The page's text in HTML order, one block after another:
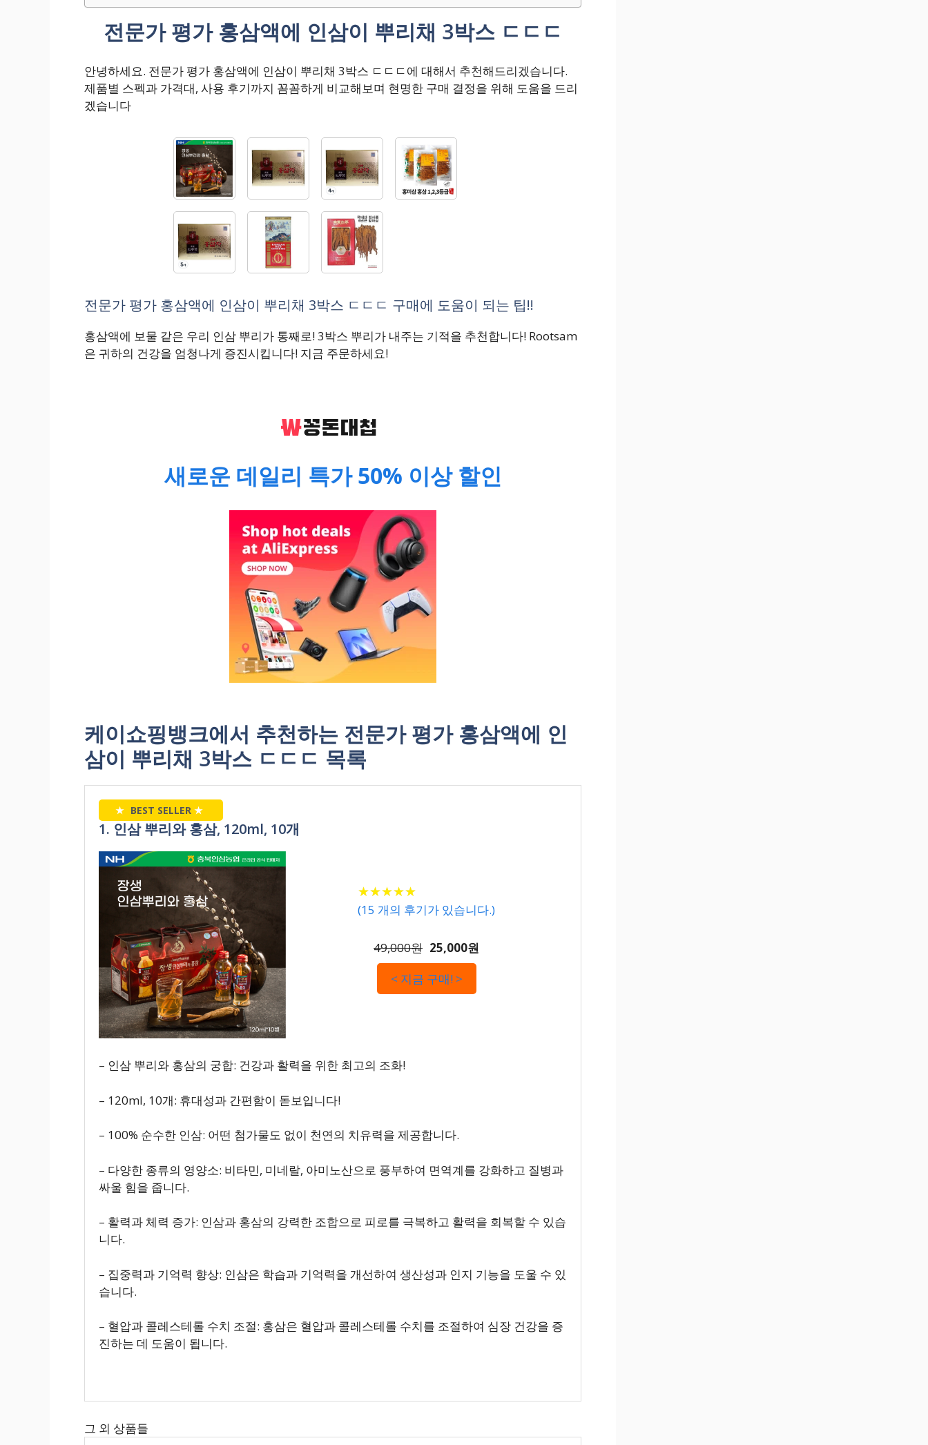
전문가 평가 홍삼액에 인삼이 뿌리채 3박스 ㄷㄷㄷ
안녕하세요. 전문가 평가 홍삼액에 인삼이 뿌리채 3박스 ㄷㄷㄷ에 대해서 추천해드리겠습니다.
제품별 스펙과 가격대, 사용 후기까지 꼼꼼하게 비교해보며 현명한 구매 결정을 위해 도움을 드리
겠습니다
전문가 평가 홍삼액에 인삼이 뿌리채 3박스 ㄷㄷㄷ 구매에 도움이 되는 팁!!
홍삼액에 보물 같은 우리 인삼 뿌리가 통째로! 3박스 뿌리가 내주는 기적을 추천합니다! Rootsam
은 귀하의 건강을 엄청나게 증진시킵니다! 지금 주문하세요!
새로운 데일리 특가 50% 이상 할인
케이쇼핑뱅크에서 추천하는 전문가 평가 홍삼액에 인
삼이 뿌리채 3박스 ㄷㄷㄷ 목록
★ BEST SELLER ★
1. 인삼 뿌리와 홍삼, 120ml, 10개
★★★★★
★★★★★
(15 개의 후기가 있습니다.)
49,000원 25,000원
< 지금 구매! >
– 인삼 뿌리와 홍삼의 궁합: 건강과 활력을 위한 최고의 조화!
– 120ml, 10개: 휴대성과 간편함이 돋보입니다!
– 100% 순수한 인삼: 어떤 첨가물도 없이 천연의 치유력을 제공합니다.
– 다양한 종류의 영양소: 비타민, 미네랄, 아미노산으로 풍부하여 면역계를 강화하고 질병과
싸울 힘을 줍니다.
– 활력과 체력 증가: 인삼과 홍삼의 강력한 조합으로 피로를 극복하고 활력을 회복할 수 있습
니다.
– 집중력과 기억력 향상: 인삼은 학습과 기억력을 개선하여 생산성과 인지 기능을 도울 수 있
습니다.
– 혈압과 콜레스테롤 수치 조절: 홍삼은 혈압과 콜레스테롤 수치를 조절하여 심장 건강을 증
진하는 데 도움이 됩니다.
그 외 상품들